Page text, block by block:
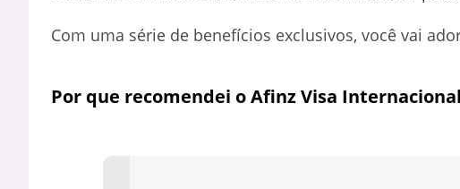
Com uma série de benefícios exclusivos, você vai
Por que recomendei o Afinz Visa